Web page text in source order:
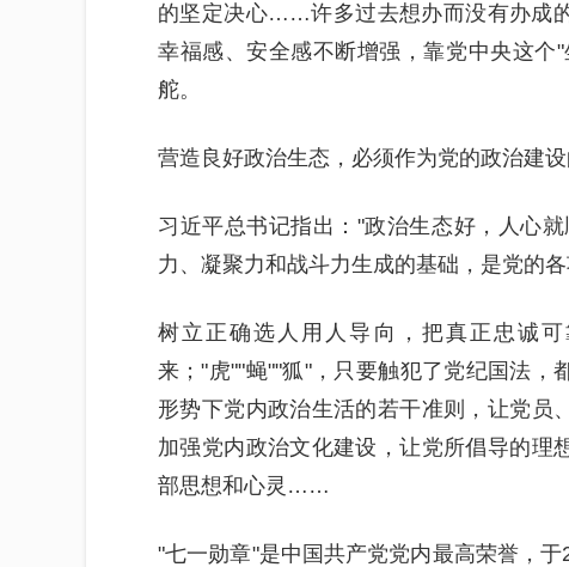
的坚定决心……许多过去想办而没有办成
幸福感、安全感不断增强，靠党中央这
舵。
营造良好政治生态，必须作为党的政治建设
习近平总书记指出："政治生态好，人心
力、凝聚力和战斗力生成的基础，是党的各
树立正确选人用人导向，把真正忠诚
来；"虎""蝇""狐"，只要触犯了党纪国法，
形势下党内政治生活的若干准则，让党员
加强党内政治文化建设，让党所倡导的理
部思想和心灵……
"七一勋章"是中国共产党党内最高荣誉，